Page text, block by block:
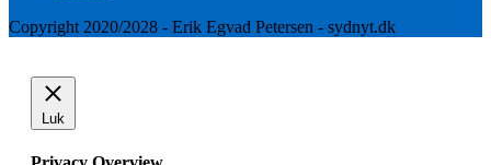
Copyright 2020/2028 - Erik Egvad Petersen - sydnyt.dk
Luk